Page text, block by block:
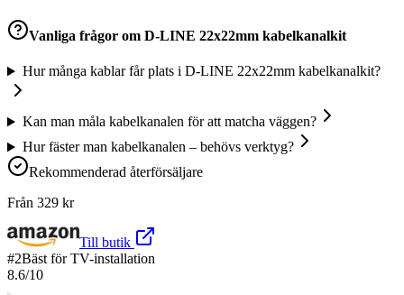
Vanliga frågor om D-LINE 22x22mm kabelkanalkit
Hur många kablar får plats i D-LINE 22x22mm kabelkanalkit?
Kan man måla kabelkanalen för att matcha väggen?
Hur fäster man kabelkanalen – behövs verktyg?
Rekommenderad återförsäljare
Från 329 kr
Till butik
#2Bäst för TV-installation
8.6/10